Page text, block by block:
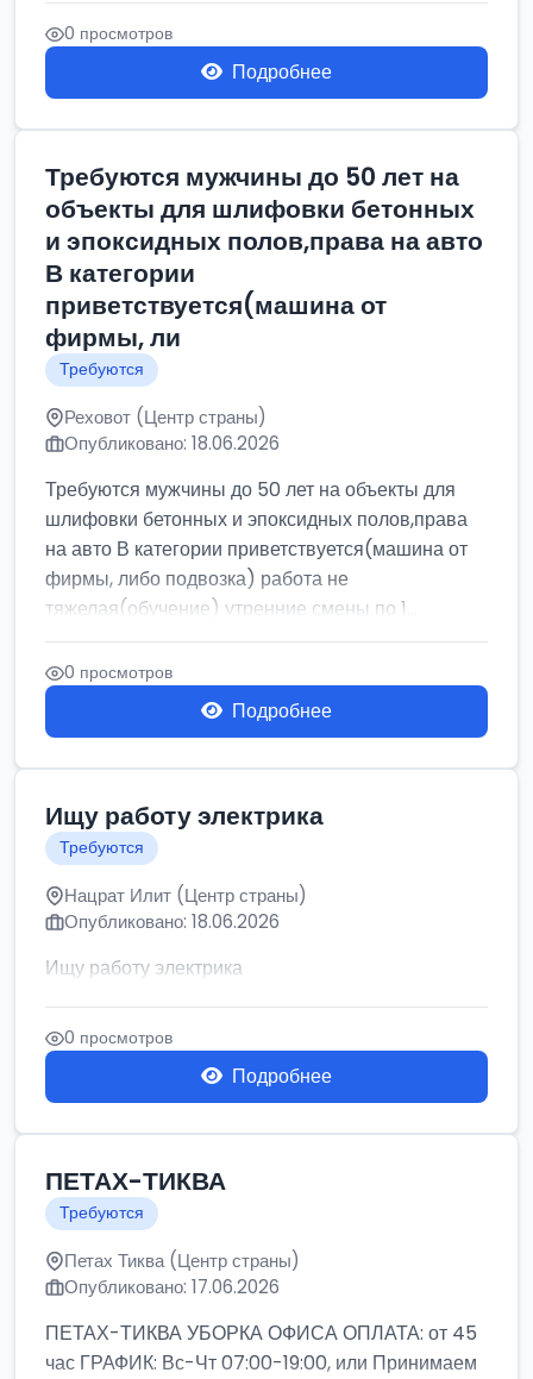
0 просмотров
Подробнее
Требуются мужчины до 50 лет на
объекты для шлифовки бетонных
и эпоксидных полов,права на авто
В категории
приветствуется(машина от
фирмы, ли
Требуются
Реховот (Центр страны)
Опубликовано: 18.06.2026
Требуются мужчины до 50 лет на объекты для
шлифовки бетонных и эпоксидных полов,права
на авто В категории приветствуется(машина от
фирмы, либо подвозка) работа не
тяжелая(обучение) утренние смены по 1...
0 просмотров
Подробнее
Ищу работу электрика
Требуются
Нацрат Илит (Центр страны)
Опубликовано: 18.06.2026
Ищу работу электрика
0 просмотров
Подробнее
ПЕТАХ-ТИКВА
Требуются
Петах Тиква (Центр страны)
Опубликовано: 17.06.2026
ПЕТАХ-ТИКВА УБОРКА ОФИСА ОПЛАТА: от 45
час ГРАФИК: Вс-Чт 07:00-19:00, или Принимаем